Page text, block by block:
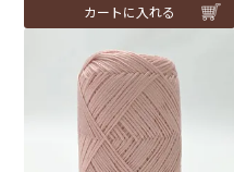
カートに入れる